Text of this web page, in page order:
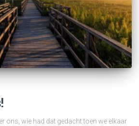
ons, wie had dat gedacht toen we elkaar